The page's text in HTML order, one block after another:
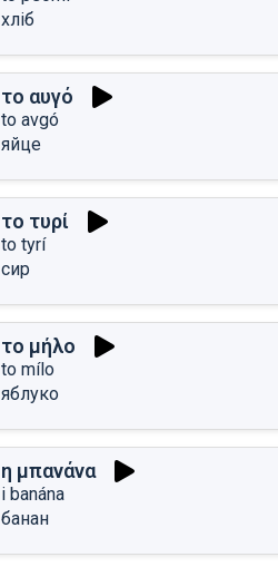
хліб
το αυγό
to avgó
яйце
το τυρί
to tyrí
сир
το μήλο
to mílo
яблуко
η μπανάνα
i banána
банан